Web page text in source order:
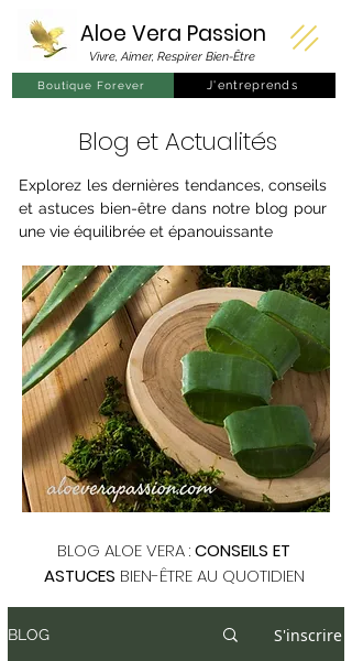
Aloe Vera Passion
Vivre, Aimer, Respirer Bien-Être
J'entreprends
Boutique Forever
Blog et Actualités
Explorez les dernières tendances, conseils
et astuces bien-être dans notre blog pour
une vie équilibrée et épanouissante
BLOG ALOE VERA :CONSEILS ET
ASTUCES BIEN-ÊTRE AU QUOTIDIEN
BLOG S'inscrire